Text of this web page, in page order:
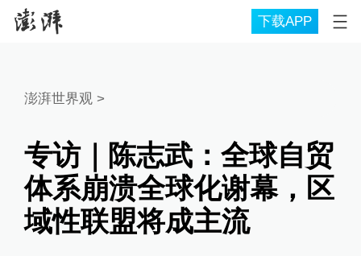
下载APP
澎湃世界观>
专访｜陈志武：全球自贸
体系崩溃全球化谢幕，区
域性联盟将成主流